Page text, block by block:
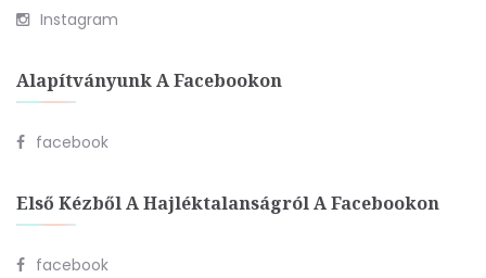
Instagram
Alapítványunk A Facebookon
facebook
Első Kézből A Hajléktalanságról A Facebookon
facebook